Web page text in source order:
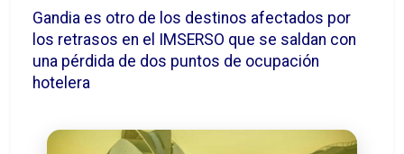
Gandia es otro de los destinos afectados por
los retrasos en el IMSERSO que se saldan con
una pérdida de dos puntos de ocupación
hotelera